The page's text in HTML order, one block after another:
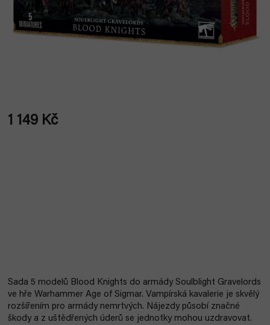
1 149 Kč
Sada 5 modelů Blood Knights do armády Soulblight Gravelords
ve hře Warhammer Age of Sigmar. Vampírská kavalerie je skvělý
rozšířením pro armády nemrtvých. Nájezdy působí značné
škody a z uštědřených úderů se jednotky mohou uzdravovat.